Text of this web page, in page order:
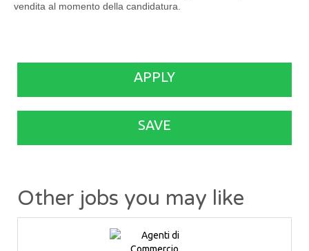
vendita al momento della candidatura.
APPLY
SAVE
Other jobs you may like